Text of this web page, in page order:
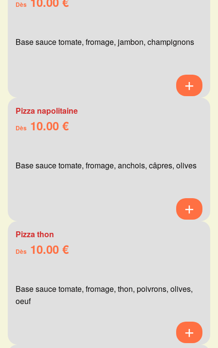
Dès
Base sauce tomate, fromage, jambon, champignons
Pizza napolitaine
Dès 10.00 €
Base sauce tomate, fromage, anchois, câpres, olives
Pizza thon
Dès 10.00 €
Base sauce tomate, fromage, thon, poivrons, olives,
oeuf